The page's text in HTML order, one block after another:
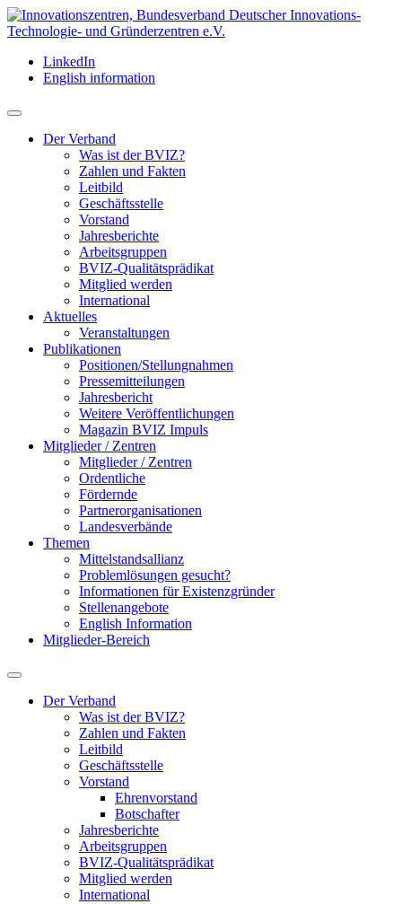
LinkedIn
English information
Der Verband
Was ist der BVIZ?
Zahlen und Fakten
Leitbild
Geschäftsstelle
Vorstand
Jahresberichte
Arbeitsgruppen
BVIZ-Qualitätsprädikat
Mitglied werden
International
Aktuelles
Veranstaltungen
Publikationen
Positionen/Stellungnahmen
Pressemitteilungen
Jahresbericht
Weitere Veröffentlichungen
Magazin BVIZ Impuls
Mitglieder / Zentren
Mitglieder / Zentren
Ordentliche
Fördernde
Partnerorganisationen
Landesverbände
Themen
Mittelstandsallianz
Problemlösungen gesucht?
Informationen für Existenzgründer
Stellenangebote
English Information
Mitglieder-Bereich
Der Verband
Was ist der BVIZ?
Zahlen und Fakten
Leitbild
Geschäftsstelle
Vorstand
Ehrenvorstand
Botschafter
Jahresberichte
Arbeitsgruppen
BVIZ-Qualitätsprädikat
Mitglied werden
International